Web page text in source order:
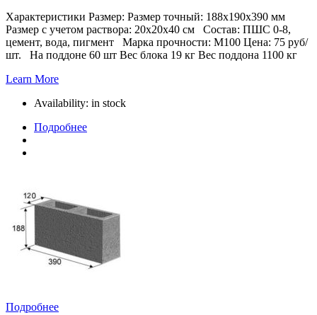
Характеристики Размер: Размер точный: 188х190х390 мм
Размер с учетом раствора: 20х20х40 см Состав: ПШС 0-8,
цемент, вода, пигмент Марка прочности: М100 Цена: 75 руб/
шт. На поддоне 60 шт Вес блока 19 кг Вес поддона 1100 кг
Learn More
Availability: in stock
Подробнее
Подробнее